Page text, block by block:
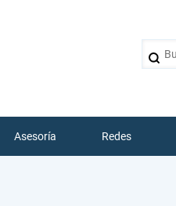
Asesoría Redes